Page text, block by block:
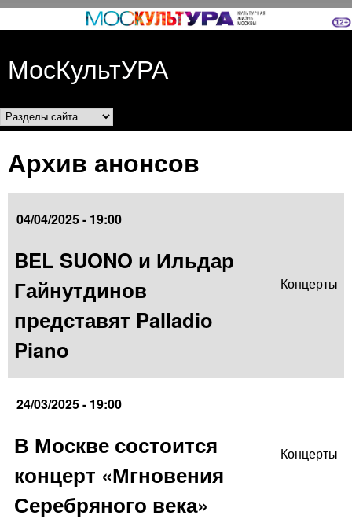
Перейти к основному
МосКультУРА
Разделы сайта
Архив анонсов
04/04/2025 - 19:00
BEL SUONO и Ильдар
Гайнутдинов
представят Palladio
Piano
Концерты
24/03/2025 - 19:00
В Москве состоится
концерт «Мгновения
Серебряного века»
Концерты